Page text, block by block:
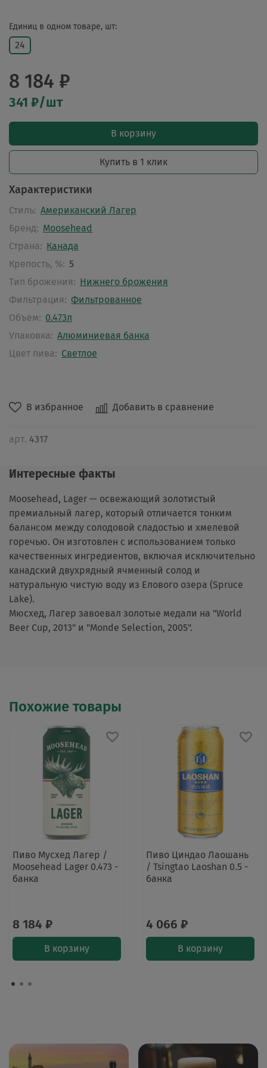
В избранное Добавить в сравнение
арт. 4317
Единиц в одном товаре, шт:
24
8 184 ₽
341 ₽/шт
В корзину
Купить в 1 клик
Характеристики
Стиль: Американский Лагер
Бренд: Moosehead
Страна: Канада
Крепость, %: 5
Тип брожения: Нижнего брожения
Фильтрация: Фильтрованное
Объем: 0.473л
Упаковка: Алюминиевая банка
Цвет пива: Светлое
Интересные факты
Moosehead, Lager — освежающий золотистый
премиальный лагер, который отличается тонким
балансом между солодовой сладостью и хмелевой
горечью. Он изготовлен с использованием только
качественных ингредиентов, включая исключительно
канадский двухрядный ячменный солод и
натуральную чистую воду из Елового озера (Spruce
Lake).
Мюсхед, Лагер завоевал золотые медали на "World
Beer Cup, 2013" и "Monde Selection, 2005".
Похожие товары
Пиво Мусхед Лагер /
Moosehead Lager 0.473 -
банка
8 184 ₽
В корзину
Пиво Циндао Лаошань
/ Tsingtao Laoshan 0.5 -
банка
4 066 ₽
В корзину